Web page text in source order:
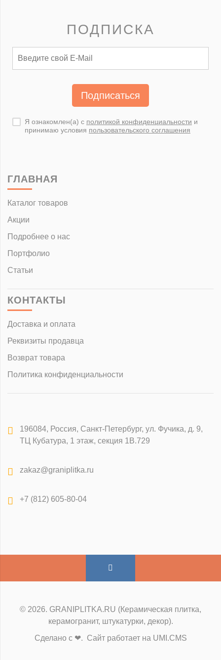
ПОДПИСКА
Подписаться
Я ознакомлен(а) с политикой конфиденциальности и
принимаю условия пользовательского соглашения
ГЛАВНАЯ
Каталог товаров
Акции
Подробнее о нас
Портфолио
Статьи
КОНТАКТЫ
Доставка и оплата
Реквизиты продавца
Возврат товара
Политика конфиденциальности
196084, Россия, Санкт-Петербург, ул. Фучика, д. 9,
ТЦ Кубатура, 1 этаж, секция 1В.729
zakaz@graniplitka.ru
+7 (812) 605-80-04
© 2026. GRANIPLITKA.RU (Керамическая плитка,
керамогранит, штукатурки, декор).
Сделано с ❤. Сайт работает на UMI.CMS